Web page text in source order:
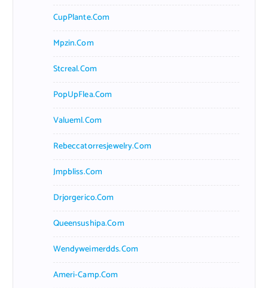
CupPlante.com
Mpzin.com
Stcreal.com
PopUpFlea.com
Valueml.com
Rebeccatorresjewelry.com
Jmpbliss.com
Drjorgerico.com
Queensushipa.com
Wendyweimerdds.com
Ameri-Camp.com